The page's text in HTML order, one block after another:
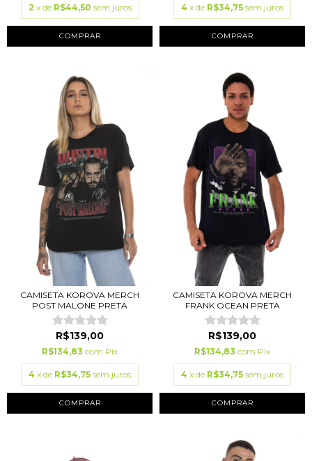
2 x de R$44,50 sem juros
COMPRAR
4 x de R$34,75 sem juros
COMPRAR
CAMISETA KOROVA MERCH
POST MALONE PRETA
R$139,00
R$134,83 com Pix
4 x de R$34,75 sem juros
COMPRAR
CAMISETA KOROVA MERCH
FRANK OCEAN PRETA
R$139,00
R$134,83 com Pix
4 x de R$34,75 sem juros
COMPRAR